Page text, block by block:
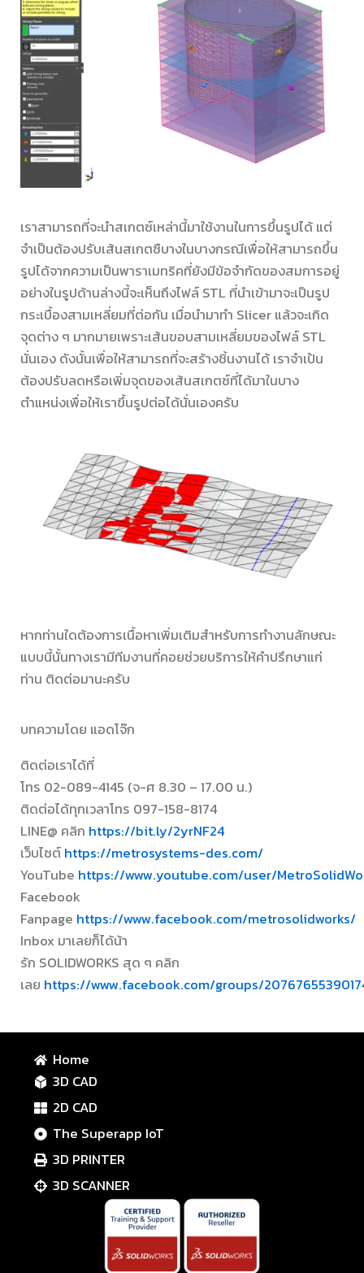
เราสามารถที่จะนำสเกตซ์เหล่านี้มาใช้งานในการขึ้นรูปได้ แต่
จำเป็นต้องปรับเส้นสเกตซืบางในบางกรณีเพื่อให้สามารถขึ้น
รูปได้จากความเป็นพาราเมทริคที่ยังมีข้อจำกัดของสมการอยู่
อย่างในรูปด้านล่างนี้จะเห็นถึงไฟล์ STL ที่นำเข้ามาจะเป็นรูป
กระเบื้องสามเหลี่ยมที่ต่อกัน เมื่อนำมาทำ Slicer แล้วจะเกิด
จุดต่าง ๆ มากมายเพราะเส้นขอบสามเหลี่ยมของไฟล์ STL
นั่นเอง ดังนั้นเพื่อให้สามารถที่จะสร้างชิ้นงานได้ เราจำเป้น
ต้องปรับลดหรือเพิ่มจุดของเส้นสเกตซ์ที่ได้มาในบาง
ตำแหน่งเพื่อให้เราขึ้นรูปต่อได้นั่นเองครับ
หากท่านใดต้องการเนื้อหาเพิ่มเติมสำหรับการทำงานลักษณะ
แบบนี้นั้นทางเรามีทีมงานที่คอยช่วยบริการให้คำปรึกษาแก่
ท่าน ติดต่อมานะครับ
บทความโดย แอดโจ๊ก
ติดต่อเราได้ที่
โทร 02-089-4145 (จ-ศ 8.30 – 17.00 น.)
ติดต่อได้ทุกเวลาโทร 097-158-8174
LINE@ คลิก https://bit.ly/2yrNF24
เว็บไซต์ https://metrosystems-des.com/
YouTube https://www.youtube.com/user/
Facebook
Fanpage https://www.facebook.com/metrosolidworks/
Inbox มาเลยก็ได้น้า
รัก SOLIDWORKS สุด ๆ คลิก
เลย https://www.facebook.com/groups/
Home
3D CAD
2D CAD
The Superapp IoT
3D PRINTER
3D SCANNER